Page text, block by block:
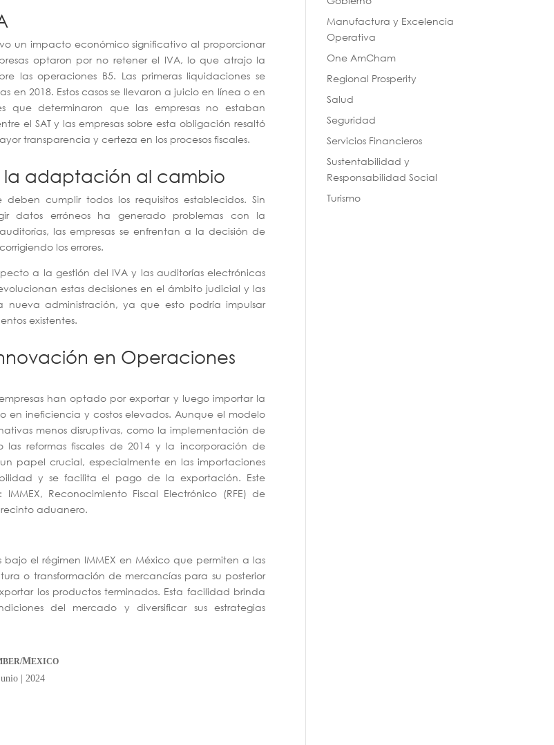
un impacto económico significativo al proporcionar
optaron por no retener el IVA, lo que atrajo la
las operaciones B5. Las primeras liquidaciones se
en 2018. Estos casos se llevaron a juicio en línea o en
que determinaron que las empresas no estaban
el SAT y las empresas sobre esta obligación resaltó
transparencia y certeza en los procesos fiscales.
la adaptación al cambio
cumplir todos los requisitos establecidos. Sin
datos erróneos ha generado problemas con la
las empresas se enfrentan a la decisión de
los errores.
a la gestión del IVA y las auditorías electrónicas
estas decisiones en el ámbito judicial y las
nueva administración, ya que esto podría impulsar
existentes.
en Operaciones
han optado por exportar y luego importar la
ineficiencia y costos elevados. Aunque el modelo
menos disruptivas, como la implementación de
reformas fiscales de 2014 y la incorporación de
papel crucial, especialmente en las importaciones
y se facilita el pago de la exportación. Este
Reconocimiento Fiscal Electrónico (RFE) de
aduanero.
el régimen IMMEX en México que permiten a las
o transformación de mercancías para su posterior
los productos terminados. Esta facilidad brinda
del mercado y diversificar sus estrategias
MEXICO
| 2024
Manufactura y Excelencia
Operativa
One AmCham
Regional Prosperity
Salud
Seguridad
Servicios Financieros
Sustentabilidad y
Responsabilidad Social
Turismo